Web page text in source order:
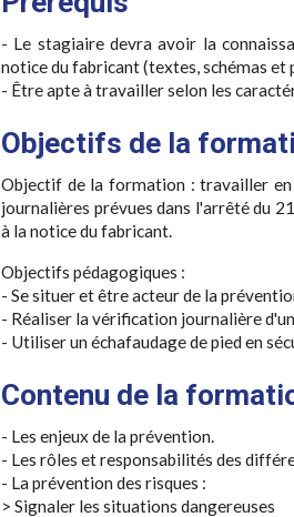
- Le stagiaire devra avoir la
notice du fabricant (textes, schémas et
- Être apte à travailler selon les
Objectifs de la
Objectif de la formation : travailler en
journalières prévues dans l'arrêté du
à la notice du fabricant.
Objectifs pédagogiques :
- Se situer et être acteur de la
- Réaliser la vérification journalière
- Utiliser un échafaudage de pied en
Contenu de la
- Les enjeux de la prévention.
- Les rôles et responsabilités des
- La prévention des risques :
> Signaler les situations dangereuses